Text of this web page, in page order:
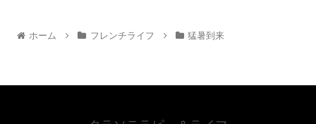
ホーム フレンチライフ 猛暑到来